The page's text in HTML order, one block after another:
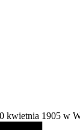
kwietnia 1905 w